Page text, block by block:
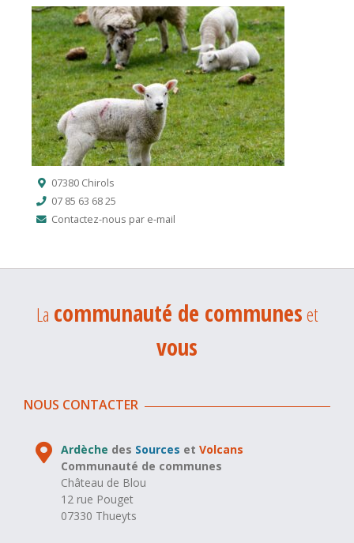
07380 Chirols
07 85 63 68 25
Contactez-nous par e-mail
La communauté de communeset
vous
NOUS CONTACTER
Ardèche des Sources etVolcans
Communauté de communes
Château de Blou
12 rue Pouget
07330 Thueyts